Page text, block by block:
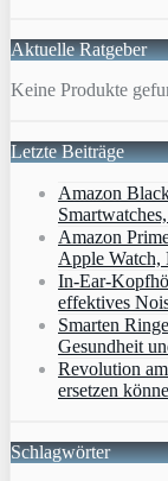
Aktuelle Ratgeber
Keine Produkte
Letzte Beiträge
Amazon
Amazon
Apple Watch,
In-Ear-
effektives
Smarten
Gesundheit
Revolution
ersetzen
Schlagwörter